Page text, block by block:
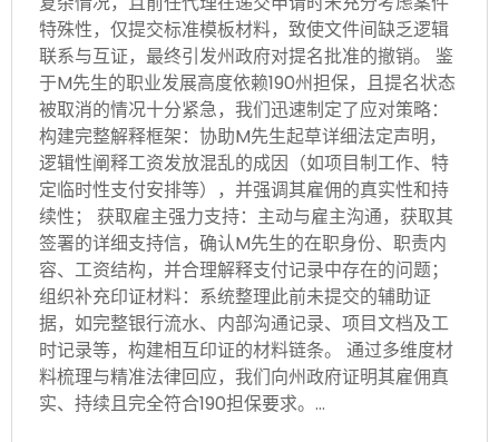
特殊性，仅提交标准模板材料，致使文件间缺乏逻辑
联系与互证，最终引发州政府对提名批准的撤销。 鉴
于M先生的职业发展高度依赖190州担保，且提名状态
被取消的情况十分紧急，我们迅速制定了应对策略：
构建完整解释框架：协助M先生起草详细法定声明，
逻辑性阐释工资发放混乱的成因（如项目制工作、特
定临时性支付安排等），并强调其雇佣的真实性和持
续性； 获取雇主强力支持：主动与雇主沟通，获取其
签署的详细支持信，确认M先生的在职身份、职责内
容、工资结构，并合理解释支付记录中存在的问题；
组织补充印证材料：系统整理此前未提交的辅助证
据，如完整银行流水、内部沟通记录、项目文档及工
时记录等，构建相互印证的材料链条。 通过多维度材
料梳理与精准法律回应，我们向州政府证明其雇佣真
实、持续且完全符合190担保要求。…